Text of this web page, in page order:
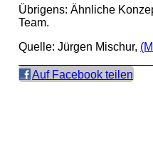
Übrigens: Ähnliche
Team.
Quelle: Jürgen Mischur,
Auf Facebook teilen